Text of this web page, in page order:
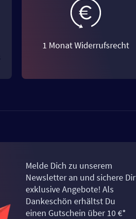
1 Monat Widerrufsrecht
Melde Dich zu unserem
Newsletter an und sichere Dir
exklusive Angebote! Als
Dankeschön erhältst Du
einen Gutschein über 10 €*